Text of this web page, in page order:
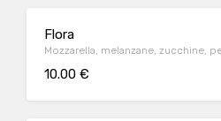
Flora
Mozzarella, melanzane, zucchine,
10.00 €